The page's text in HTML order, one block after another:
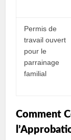
Permis de
travail ouvert
pour le
parrainage
familial
Comment